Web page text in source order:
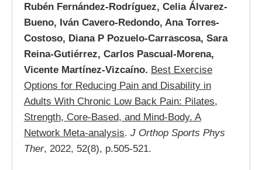
Rubén Fernández-Rodríguez, Celia Álvarez-
Bueno, Iván Cavero-Redondo, Ana Torres-
Costoso, Diana P Pozuelo-Carrascosa, Sara
Reina-Gutiérrez, Carlos Pascual-Morena,
Vicente Martínez-Vizcaíno. Best Exercise
Options for Reducing Pain and Disability in
Adults With Chronic Low Back Pain: Pilates,
Strength, Core-Based, and Mind-Body. A
Network Meta-analysis. J Orthop Sports Phys
Ther, 2022, 52(8), p.505-521.